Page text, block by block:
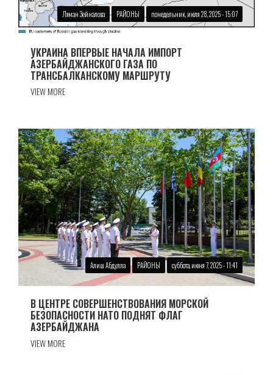
Ляман Зейналова РАЙОНЫ понедельник, июля 28, 2025 - 15:07
УКРАИНА ВПЕРВЫЕ НАЧАЛА ИМПОРТ
АЗЕРБАЙДЖАНСКОГО ГАЗА ПО
ТРАНСБАЛКАНСКОМУ МАРШРУТУ
VIEW MORE
Алиш Абдулла РАЙОНЫ суббота, июня 7, 2025 - 11:41
В ЦЕНТРЕ СОВЕРШЕНСТВОВАНИЯ МОРСКОЙ
БЕЗОПАСНОСТИ НАТО ПОДНЯТ ФЛАГ
АЗЕРБАЙДЖАНА
VIEW MORE